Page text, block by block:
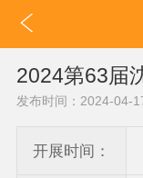
2024第63届
发布时间：2024-04-
开展时间：